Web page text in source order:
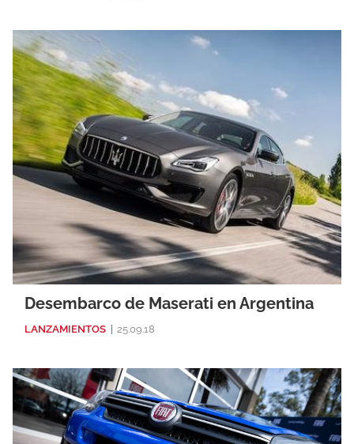
Desembarco de Maserati en Argentina
LANZAMIENTOS 25.09.18